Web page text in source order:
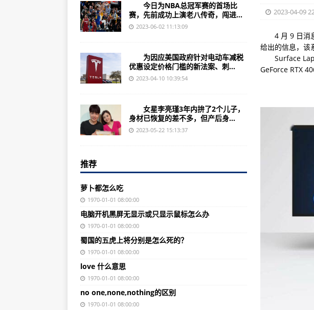
热火队老八传奇争冠！主帅埃里克·斯波尔斯特拉休息室喊话振奋人
想帮76人赢球！富尔茨自信能提供战力：若当年愿意等我
知名女模李平惊传癌逝！生前瞒病情走秀 网友悲痛证实了
吴姗儒3月刚产子！复工突然宣布“重大决定”：我是不是疯了？
到底多挺胡瓜？谢忻素颜无酬爆内幕 揭回归主持真相
陈庭妮放闪了！与胡宇威日本街头互拍 曝旅游最重要目的
李佳颖恋人圣地被求婚！放闪秀婚戒嫁小9岁男友杨先生
东冠战况诡谲多变 G7破千万观看创收视新纪录
NBA总冠军赛首战2日开打 热火全力围堵掘金约基奇
现身二女儿许韶恩毕业餐会 徐熙娣没伪装被赞太抢眼
困惑是准歌王！林泰羽自认为是“大黑马”
2023-04-09
4 月 9 日消息
给出的信息，该
Surface
GeForce RTX
今日为NBA总冠军赛的首场比
赛，先前成功上演老八传奇，闯进...
2023-06-02 11:13:09
为因应美国政府针对电动车减税
优惠设定价格门槛的新法案、刺...
2023-04-10 10:39:54
女星李亮瑾3年内拚了2个儿子，
身材已恢复的差不多，但产后身...
2023-05-22 15:13:37
推荐
萝卜都怎么吃
1970-01-01 08:00:00
电脑开机黑屏无显示或只显示鼠标怎么办
1970-01-01 08:00:00
蜀国的五虎上将分别是怎么死的？
1970-01-01 08:00:00
love 什么意思
1970-01-01 08:00:00
no one,none,nothing的区别
1970-01-01 08:00:00